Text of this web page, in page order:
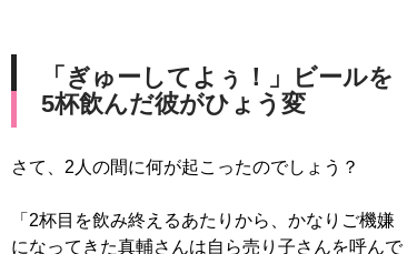
「ぎゅーしてよぅ！」ビールを
5杯飲んだ彼がひょう変
さて、2人の間に何が起こったのでしょう？
「2杯目を飲み終えるあたりから、かなりご機嫌
になってきた真輔さんは自ら売り子さんを呼んで